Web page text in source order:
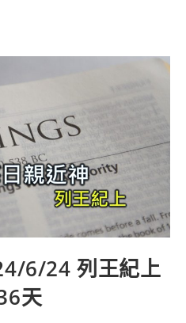
6/24 列王紀上
天